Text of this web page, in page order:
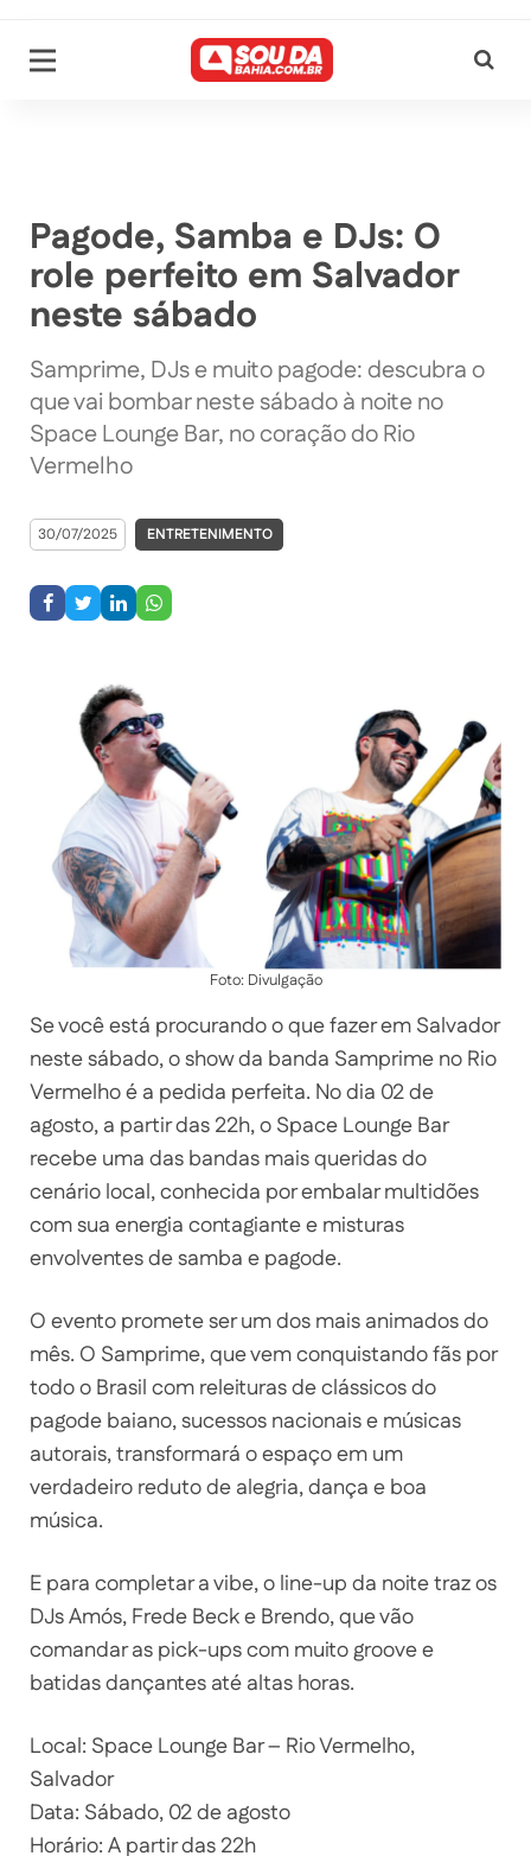
Pagode, Samba e DJs: O
role perfeito em Salvador
neste sábado
Samprime, DJs e muito pagode: descubra o
que vai bombar neste sábado à noite no
Space Lounge Bar, no coração do Rio
Vermelho
30/07/2025 ENTRETENIMENTO
Foto: Divulgação
Se você está procurando o que fazer em Salvador
neste sábado, o show da banda Samprime no Rio
Vermelho é a pedida perfeita. No dia 02 de
agosto, a partir das 22h, o Space Lounge Bar
recebe uma das bandas mais queridas do
cenário local, conhecida por embalar multidões
com sua energia contagiante e misturas
envolventes de samba e pagode.
O evento promete ser um dos mais animados do
mês. O Samprime, que vem conquistando fãs por
todo o Brasil com releituras de clássicos do
pagode baiano, sucessos nacionais e músicas
autorais, transformará o espaço em um
verdadeiro reduto de alegria, dança e boa
música.
E para completar a vibe, o line-up da noite traz os
DJs Amós, Frede Beck e Brendo, que vão
comandar as pick-ups com muito groove e
batidas dançantes até altas horas.
Local: Space Lounge Bar – Rio Vermelho,
Salvador
Data: Sábado, 02 de agosto
Horário: A partir das 22h